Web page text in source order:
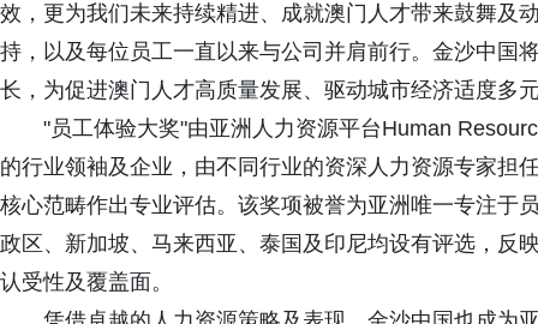
效，更为我们未来持续精进、成就澳门人才带来鼓舞及
持，以及每位员工一直以来与公司并肩前行。金沙中国
长，为促进澳门人才高质量发展、驱动城市经济适度多
"员工体验大奖"由亚洲人力资源平台Human
的行业领袖及企业，由不同行业的资深人力资源专家担
核心范畴作出专业评估。该奖项被誉为亚洲唯一专注于
政区、新加坡、马来西亚、泰国及印尼均设有评选，反
认受性及覆盖面。